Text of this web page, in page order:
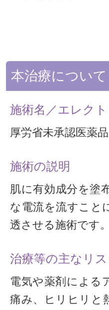
本治療について
施術名／エレク
厚労省未承認医薬
施術の説明
肌に有効成分を塗
な電流を流すこと
透させる施術です。
治療等の主なリ
電気や薬剤による
痛み、ヒリヒリと